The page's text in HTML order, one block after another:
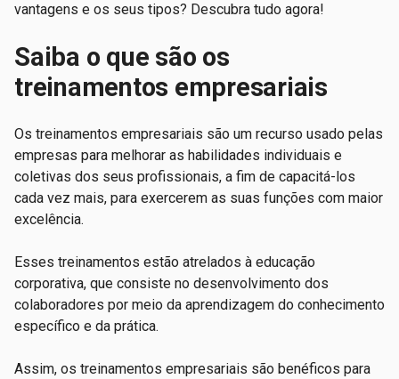
vantagens e os seus tipos? Descubra tudo agora!
Saiba o que são os
treinamentos empresariais
Os treinamentos empresariais são um recurso usado pelas
empresas para melhorar as habilidades individuais e
coletivas dos seus profissionais, a fim de capacitá-los
cada vez mais, para exercerem as suas funções com maior
excelência.
Esses treinamentos estão atrelados à educação
corporativa, que consiste no desenvolvimento dos
colaboradores por meio da aprendizagem do conhecimento
específico e da prática.
Assim, os treinamentos empresariais são benéficos para